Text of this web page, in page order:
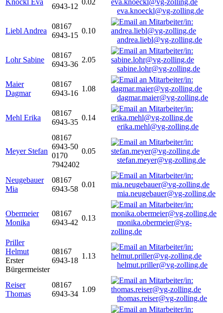
Knöckl Eva
6943-12
0.02
eva.knoeckl@vg-zolling.de
Liebl Andrea
08167
6943-15
0.10
andrea.liebl@vg-zolling.de
Lohr Sabine
08167
6943-36
2.05
sabine.lohr@vg-zolling.de
Maier
Dagmar
08167
6943-16
1.08
dagmar.maier@vg-zolling.de
Mehl Erika
08167
6943-35
0.14
erika.mehl@vg-zolling.de
Meyer Stefan
08167
6943-50
0170
7942402
0.05
stefan.meyer@vg-zolling.de
Neugebauer
Mia
08167
6943-58
0.01
mia.neugebauer@vg-zolling.de
Obermeier
Monika
08167
6943-42
0.13
monika.obermeier@vg-
zolling.de
Priller
Helmut
Erster
Bürgermeister
08167
6943-18
1.13
helmut.priller@vg-zolling.de
Reiser
Thomas
08167
6943-34
1.09
thomas.reiser@vg-zolling.de